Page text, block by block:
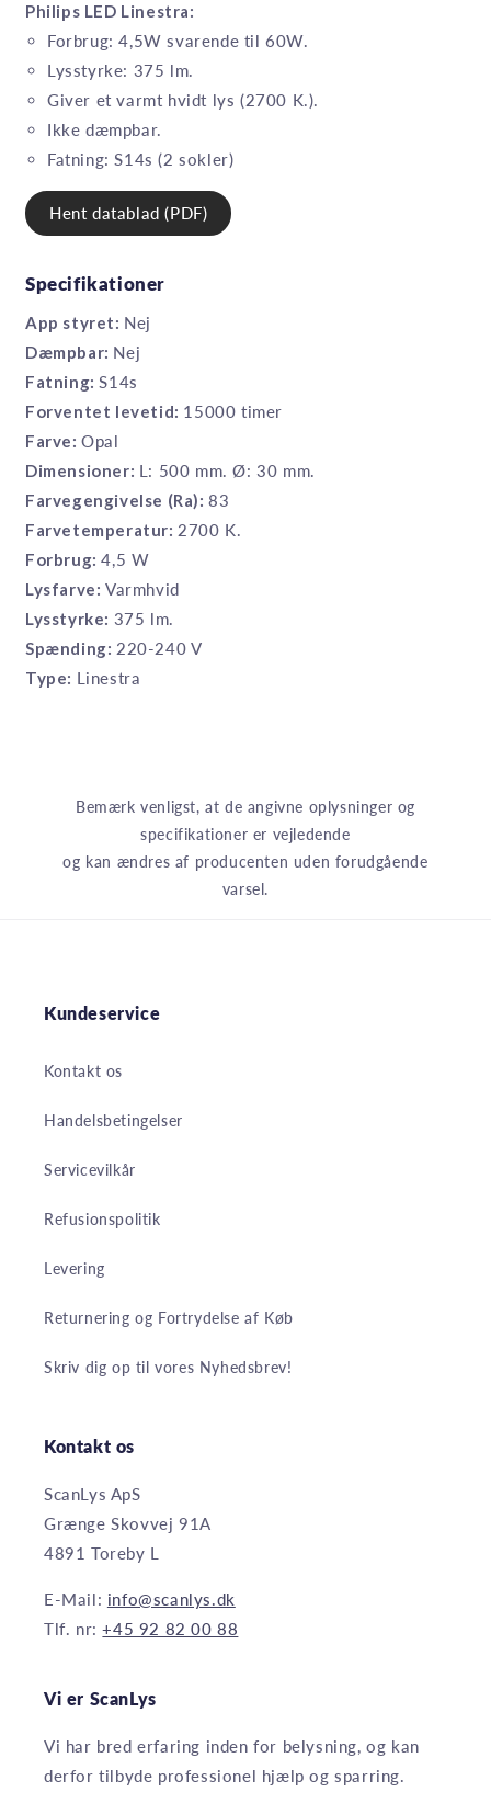
Philips LED Linestra:
Forbrug: 4,5W svarende til 60W.
Lysstyrke: 375 lm.
Giver et varmt hvidt lys (2700 K.).
Ikke dæmpbar.
Fatning: S14s (2 sokler)
Hent datablad (PDF)
Specifikationer
App styret: Nej
Dæmpbar: Nej
Fatning:S14s
Forventet levetid: 15000 timer
Farve:Opal
Dimensioner: L: 500 mm. Ø: 30 mm.
Farvegengivelse (Ra):83
Farvetemperatur: 2700 K.
Forbrug:4,5 W
Lysfarve: Varmhvid
Lysstyrke: 375 lm.
Spænding: 220-240 V
Type: Linestra
Bemærk venligst, at de angivne oplysninger og
specifikationer er vejledende
og kan ændres af producenten uden forudgående
varsel.
Kundeservice
Kontakt os
Handelsbetingelser
Servicevilkår
Refusionspolitik
Levering
Returnering og Fortrydelse af Køb
Skriv dig op til vores Nyhedsbrev!
Kontakt os
ScanLys ApS
Grænge Skovvej 91A
4891 Toreby L
E-Mail: info@scanlys.dk
Tlf. nr:+45 92 82 00 88
Vi er ScanLys
Vi har bred erfaring inden for belysning, og kan
derfor tilbyde professionel hjælp og sparring.